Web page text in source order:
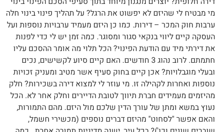
מי מבטיח לי שהיזם לא יפשוט את הרגל? על תהליך פינוי בינוי חלה
ערבות חוק המכר – דירות. כמו כן היזם מעמיד ערבויות נוספות ועל
העסקה קיים ליווי בנקאי סגור ומסוגר. כמה זמן יש לי כדי לפנות
את דירתי מיד עם הודעת הפינוי? הכל תלוי מה אומר ההסכם עליו
חתמתם. לרוב נהוג 3 חודשים. האם קיים סיוע לקשישים, נכים
ובעלי מוגבלויות? אכן קיים בחוק סעיף אשר מטיב ומעניק זכויות
נוספות ואחרות לקהילה זו. מי עוזר לי למצוא דירה בשכירות? חלק
מהיזמים מעמידים חברת תיווך לטובת הדיירים וחלק אחר לא. הכל
נעוץ במשא ומתן של עורך הדין שלכם מול היזם. מהם התמורות,
והאם אפשר "לסחוט" מהיזם דברים נוספים (מכשירי חשמל,